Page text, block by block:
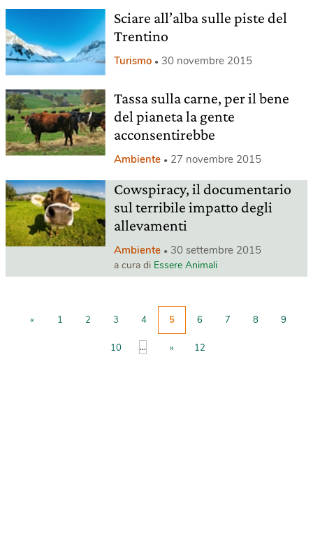
Sciare all’alba sulle piste del
Trentino
Turismo 30 novembre 2015
Tassa sulla carne, per il bene
del pianeta la gente
acconsentirebbe
Ambiente 27 novembre 2015
Cowspiracy, il documentario
sul terribile impatto degli
allevamenti
Ambiente 30 settembre 2015
a cura di Essere Animali
« 1 2 3 4 5 6 7 8 9
10 ... » 12